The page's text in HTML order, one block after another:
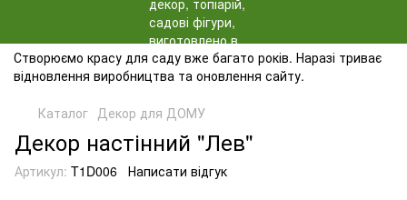
Створюємо красу для саду вже багато років. Наразі триває
відновлення виробництва та оновлення сайту.
Каталог Декор для ДОМУ
Декор настінний "Лев"
Артикул: T1D006 Написати відгук